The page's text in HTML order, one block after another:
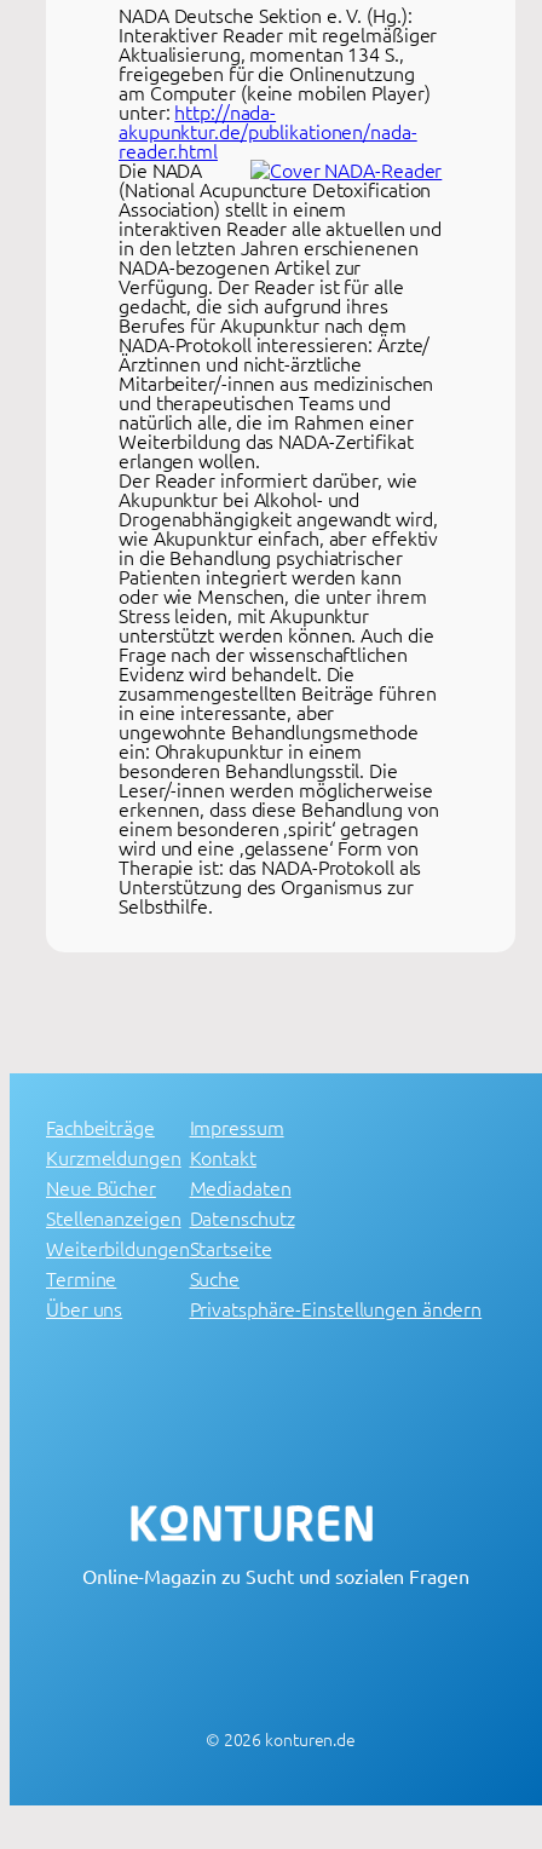
NADA Deutsche Sektion e. V. (Hg.):
Interaktiver Reader mit regelmäßiger
Aktualisierung, momentan 134 S.,
freigegeben für die Onlinenutzung
am Computer (keine mobilen Player)
unter: http://nada-
akupunktur.de/publikationen/nada-
reader.html
Die NADA
(National Acupuncture Detoxification
Association) stellt in einem
interaktiven Reader alle aktuellen und
in den letzten Jahren erschienenen
NADA-bezogenen Artikel zur
Verfügung. Der Reader ist für alle
gedacht, die sich aufgrund ihres
Berufes für Akupunktur nach dem
NADA-Protokoll interessieren: Ärzte/
Ärztinnen und nicht-ärztliche
Mitarbeiter/-innen aus medizinischen
und therapeutischen Teams und
natürlich alle, die im Rahmen einer
Weiterbildung das NADA-Zertifikat
erlangen wollen.
Der Reader informiert darüber, wie
Akupunktur bei Alkohol- und
Drogenabhängigkeit angewandt wird,
wie Akupunktur einfach, aber effektiv
in die Behandlung psychiatrischer
Patienten integriert werden kann
oder wie Menschen, die unter ihrem
Stress leiden, mit Akupunktur
unterstützt werden können. Auch die
Frage nach der wissenschaftlichen
Evidenz wird behandelt. Die
zusammengestellten Beiträge führen
in eine interessante, aber
ungewohnte Behandlungsmethode
ein: Ohrakupunktur in einem
besonderen Behandlungsstil. Die
Leser/-innen werden möglicherweise
erkennen, dass diese Behandlung von
einem besonderen ‚spirit‘ getragen
wird und eine ‚gelassene‘ Form von
Therapie ist: das NADA-Protokoll als
Unterstützung des Organismus zur
Selbsthilfe.
Fachbeiträge
Kurzmeldungen
Neue Bücher
Stellenanzeigen
Weiterbildungen
Termine
Über uns
Impressum
Kontakt
Mediadaten
Datenschutz
Startseite
Suche
Privatsphäre-Einstellungen ändern
Online-Magazin zu Sucht und sozialen Fragen
© 2026 konturen.de